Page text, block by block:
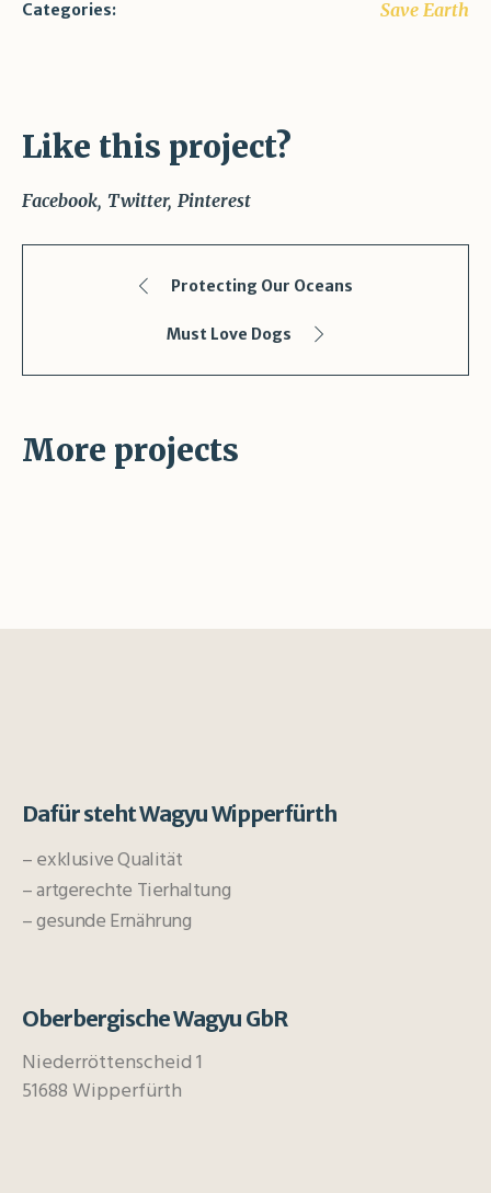
Categories: Save Earth
Like this project?
Facebook Twitter Pinterest
Protecting Our Oceans
Must Love Dogs
More projects
Dafür steht Wagyu Wipperfürth
– exklusive Qualität
– artgerechte Tierhaltung
– gesunde Ernährung
Oberbergische Wagyu GbR
Niederröttenscheid 1
51688 Wipperfürth